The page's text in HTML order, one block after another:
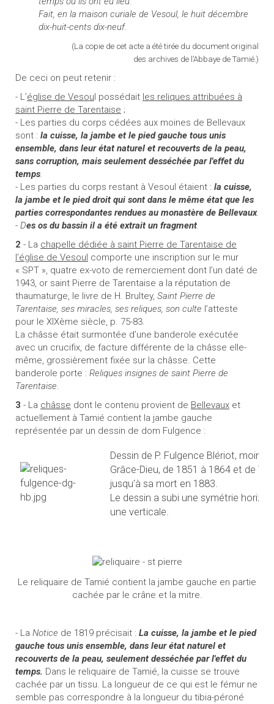
Fait, en la maison curiale de Vesoul, le huit décembre
dix-huit-cents dix-neuf.
(La copie de cet acte a été tirée du document original
des archives de l’Abbaye de Tamié.)
De ceci on peut retenir :
- L’église de Vesoul possédait les reliques attribuées à
saint Pierre de Tarentaise ;
- Les parties du corps cédées aux moines de Bellevaux
sont : la cuisse, la jambe et le pied gauche tous unis
ensemble, dans leur état naturel et recouverts de la peau,
sans corruption, mais seulement desséchée par l'effet du
temps.
- Les parties du corps restant à Vesoul étaient : la cuisse,
la jambe et le pied droit qui sont dans le même état que les
parties correspondantes rendues au monastère de Bellevaux.
- Des os du bassin il a été extrait un fragment.
2 - La chapelle dédiée à saint Pierre de Tarentaise de
l’église de Vesoul comporte une inscription sur le mur
« SPT », quatre ex-voto de remerciement dont l’un daté de
1943, or saint Pierre de Tarentaise a la réputation de
thaumaturge, le livre de H. Brultey, Saint Pierre de
Tarentaise, ses miracles, ses reliques, son culte l’atteste
pour le XIXème siècle, p. 75-83.
La châsse était surmontée d’une banderole exécutée
avec un crucifix, de facture différente de la châsse elle-
même, grossièrement fixée sur la châsse. Cette
banderole porte : Reliques insignes de saint Pierre de
Tarentaise.
3 - La châsse dont le contenu provient de Bellevaux et
actuellement à Tamié contient la jambe gauche
représentée par un dessin de dom Fulgence :
Dessin de P. Fulgence Blériot, moine
Grâce-Dieu, de 1851 à 1864 et de
jusqu'à sa mort en 1883.
Le dessin a subi une symétrie
une verticale.
Le reliquaire de Tamié contient la jambe gauche en partie
cachée par le crâne et la mitre.
- La Notice de 1819 précisait : La cuisse, la jambe et le pied
gauche tous unis ensemble, dans leur état naturel et
recouverts de la peau, seulement desséchée par l'effet du
temps. Dans le reliquaire de Tamié, la cuisse se trouve
cachée par un tissu. La longueur de ce qui est le fémur ne
semble pas correspondre à la longueur du tibia-péroné